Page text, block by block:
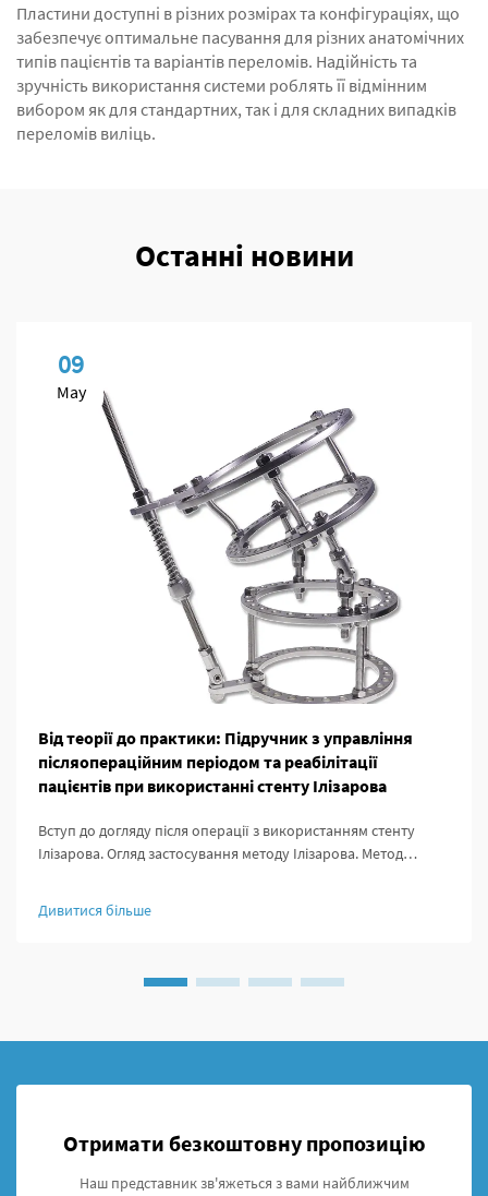
Пластини доступні в різних розмірах та конфігураціях, що
забезпечує оптимальне пасування для різних анатомічних
типів пацієнтів та варіантів переломів. Надійність та
зручність використання системи роблять її відмінним
вибором як для стандартних, так і для складних випадків
переломів виліць.
Останні новини
09
May
Від теорії до практики: Підручник з управління
післяопераційним періодом та реабілітації
пацієнтів при використанні стенту Ілізарова
Вступ до догляду після операції з використанням стенту
Ілізарова. Огляд застосування методу Ілізарова. Метод
можливість здійснювати подовження кісток, стабілізацію
уражених ділянок та виправлення деформацій, які раніше
Дивитися більше
Отримати безкоштовну пропозицію
Наш представник зв'яжеться з вами найближчим